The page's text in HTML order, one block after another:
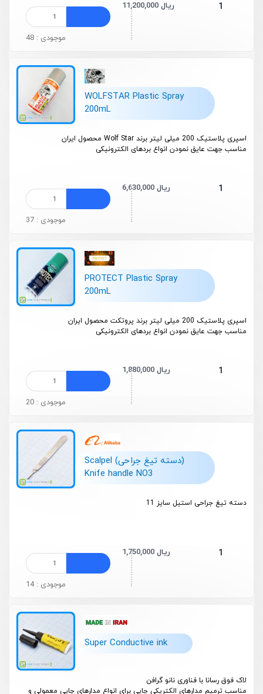
1 11,200,000 ریال
موجودی : 48
WOLFSTAR Plastic Spray
200mL
اسپری پلاستیک 200 میلی لیتر برند Wolf Star محصول ایران
مناسب جهت عایق نمودن انواع بردهای الکترونیکی
1 6,630,000 ریال
موجودی : 37
PROTECT Plastic Spray
200mL
اسپری پلاستیک 200 میلی لیتر برند پروتکت محصول ایران
مناسب جهت عایق نمودن انواع بردهای الکترونیکی
1 1,880,000 ریال
موجودی : 20
(دسته تیغ جراحی) Scalpel
Knife handle NO3
دسته تیغ جراحی استیل سایز 11
1 1,750,000 ریال
موجودی : 14
Super Conductive ink
لاک فوق رسانا با فناوری نانو گرافن
مناسب ترمیم مدارهای الکتریکی چاپی برای انواع مدارهای چاپی معمولی و